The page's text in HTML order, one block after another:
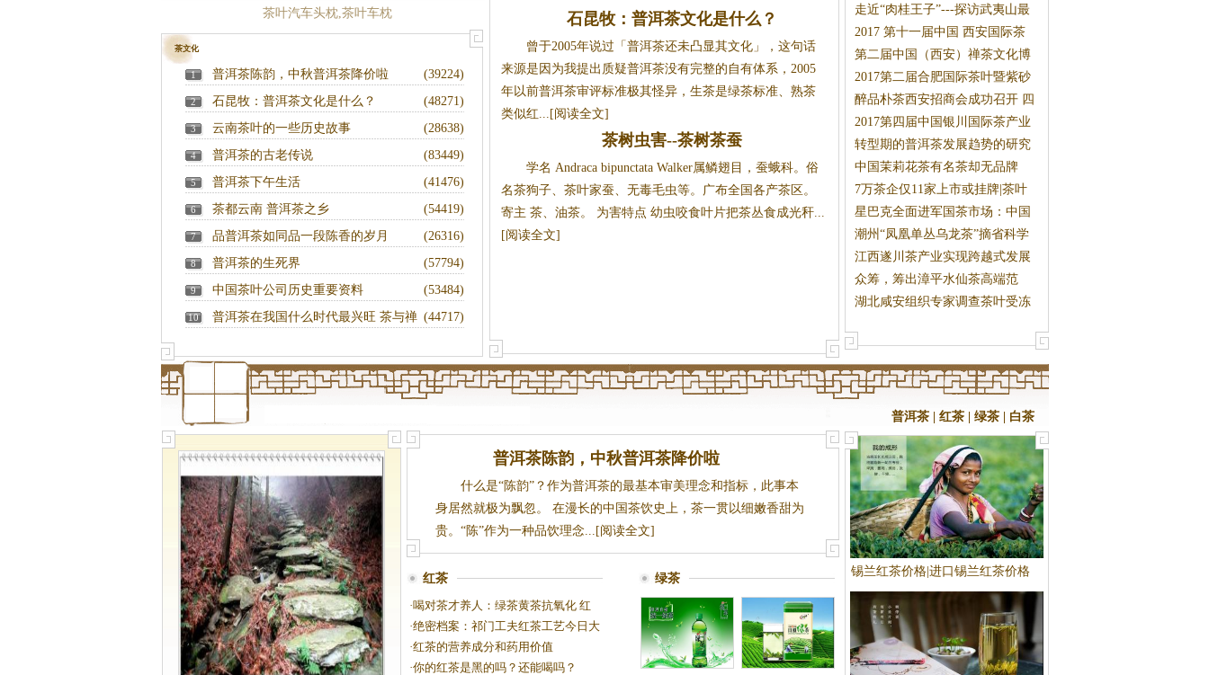
普洱到佛海普洱茶交易中心的一次转移（2）
茶文化
1 (39224)
普洱茶陈韵，中秋普洱茶降价啦
2 (48271)
石昆牧：普洱茶文化是什么？
3 (28638)
云南茶叶的一些历史故事
4 (83449)
普洱茶的古老传说
5 (41476)
普洱茶下午生活
6 (54419)
茶都云南 普洱茶之乡
7 (26316)
品普洱茶如同品一段陈香的岁月
8 (57794)
普洱茶的生死界
9 (53484)
中国茶叶公司历史重要资料
10 (44717)
普洱茶在我国什么时代最兴旺 茶与禅
石昆牧：普洱茶文化是什么？
曾于2005年说过「普洱茶还未凸显其文化」，这句话
来源是因为我提出质疑普洱茶没有完整的自有体系，2005
年以前普洱茶审评标准极其怪异，生茶是绿茶标准、熟茶
类似红...[阅读全文]
茶树虫害--茶树茶蚕
学名 Andraca bipunctata Walker属鳞翅目，蚕蛾科。俗
名茶狗子、茶叶家蚕、无毒毛虫等。广布全国各产茶区。
寄主 茶、油茶。 为害特点 幼虫咬食叶片把茶丛食成光秆...
[阅读全文]
宠”
走近“肉桂王子”---探访武夷山最
2017 第十一届中国 西安国际茶
业博
第二届中国（西安）禅茶文化博
览会
2017第二届合肥国际茶叶暨紫砂
工艺
醉品朴茶西安招商会成功召开 四
个
2017第四届中国银川国际茶产业
博览
转型期的普洱茶发展趋势的研究
与判
中国茉莉花茶有名茶却无品牌
7万茶企仅11家上市或挂牌|茶叶
新闻
星巴克全面进军国茶市场：中国
茶该
潮州“凤凰单丛乌龙茶”摘省科学
技
江西遂川茶产业实现跨越式发展
众筹，筹出漳平水仙茶高端范
湖北咸安组织专家调查茶叶受冻
普洱茶| 红茶| 绿茶| 白茶
普洱茶陈韵，中秋普洱茶降价啦
什么是“陈韵”？作为普洱茶的最基本审美理念和指标，此事本
身居然就极为飘忽。 在漫长的中国茶饮史上，茶一贯以细嫩香甜为
贵。“陈”作为一种品饮理念...[阅读全文]
红茶
·喝对茶才养人：绿茶黄茶抗氧化 红
·绝密档案：祁门工夫红茶工艺今日大
·红茶的营养成分和药用价值
·你的红茶是黑的吗？还能喝吗？
绿茶
锡兰红茶价格|进口锡兰红茶价格